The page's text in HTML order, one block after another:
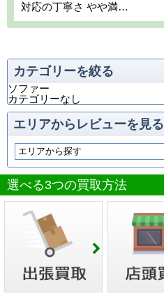
対応の丁寧さ やや満…
カテゴリーを絞る
ソファー
カテゴリーなし
エリアからレビューを見る
選べる3つの買取方法